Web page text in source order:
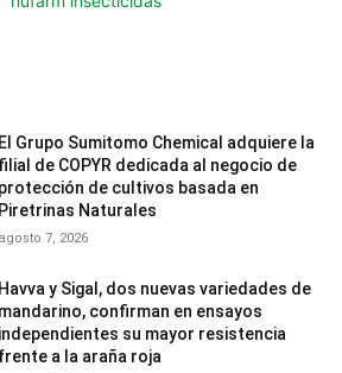
El Grupo Sumitomo Chemical adquiere la
filial de COPYR dedicada al negocio de
protección de cultivos basada en
Piretrinas Naturales
agosto 7, 2026
Havva y Sigal, dos nuevas variedades de
mandarino, confirman en ensayos
independientes su mayor resistencia
frente a la araña roja